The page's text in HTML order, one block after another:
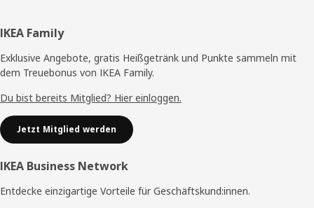
Fußzeile
IKEA Family
Exklusive Angebote, gratis Heißgetränk und Punkte sammeln mit
dem Treuebonus von IKEA Family.
Du bist bereits Mitglied? Hier einloggen.
Jetzt Mitglied werden
IKEA Business Network
Entdecke einzigartige Vorteile für Geschäftskund:innen.